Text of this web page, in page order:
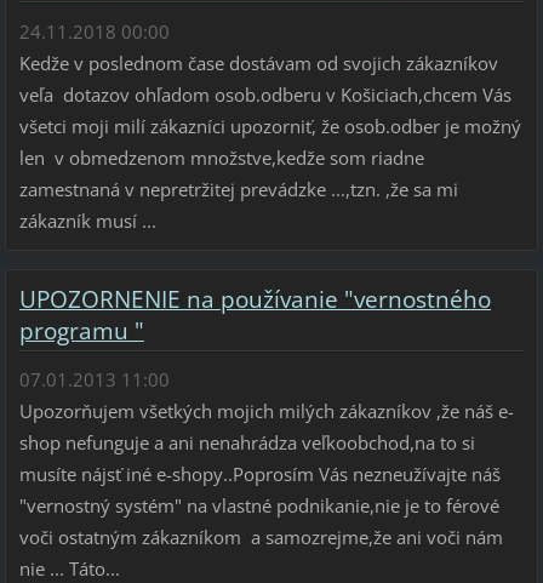
24.11.2018 00:00
Kedže v poslednom čase dostávam od svojich zákazníkov
veľa dotazov ohľadom osob.odberu v Košiciach,chcem Vás
všetci moji milí zákazníci upozorniť, že osob.odber je možný
len v obmedzenom množstve,kedže som riadne
zamestnaná v nepretržitej prevádzke ...,tzn. ,že sa mi
zákazník musí ...
UPOZORNENIE na používanie "vernostného
programu "
07.01.2013 11:00
Upozorňujem všetkých mojich milých zákazníkov ,že náš e-
shop nefunguje a ani nenahrádza veľkoobchod,na to si
musíte nájsť iné e-shopy..Poprosím Vás nezneužívajte náš
"vernostný systém" na vlastné podnikanie,nie je to férové
voči ostatným zákazníkom a samozrejme,že ani voči nám
nie ... Táto...